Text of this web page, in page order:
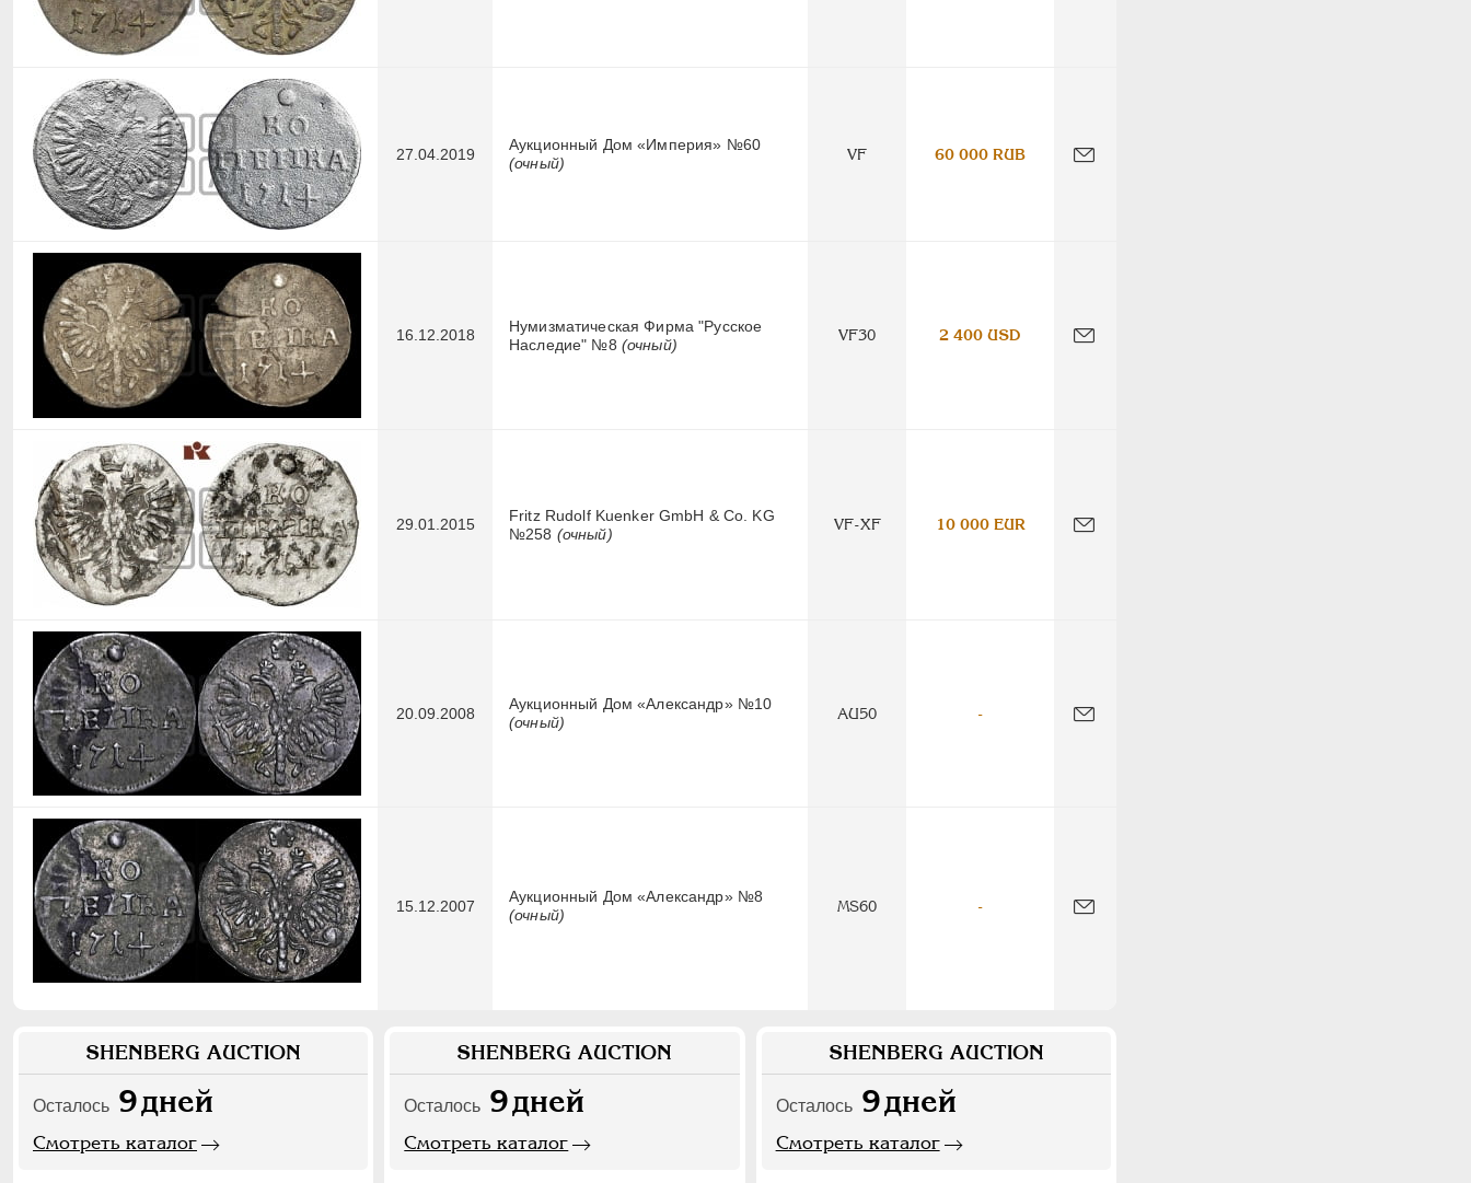
27.04.2019
Аукционный Дом «Империя» №60
(очный)
VF 60 000 RUB
16.12.2018
Нумизматическая Фирма "Русское
Наследие" №8 (очный)
VF30 2 400 USD
29.01.2015
Fritz Rudolf Kuenker GmbH & Co. KG
№258 (очный)
VF-XF 10 000 EUR
20.09.2008
Аукционный Дом «Александр» №10
(очный)
AU50 -
15.12.2007
Аукционный Дом «Александр» №8
(очный)
MS60 -
SHENBERG AUCTION
Осталось 9дней
Смотреть каталог
SHENBERG AUCTION
Осталось 9дней
Смотреть каталог
SHENBERG AUCTION
Осталось 9дней
Смотреть каталог